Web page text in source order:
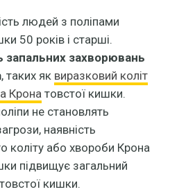
людей з поліпами
50 років і старші.
запальних захворювань
, таких як виразковий коліт
Кронатовстої кишки.
не становлять
наявність
коліту або хвороби Крона
підвищує загальний
кишки.